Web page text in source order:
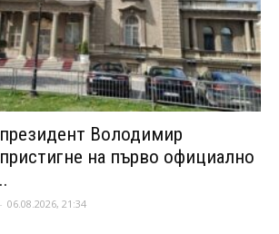
Володимир
на първо официално
- 06.08.2026, 21:34